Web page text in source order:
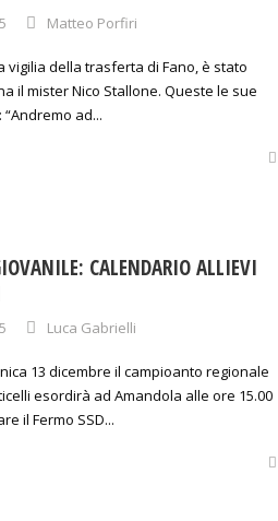
Matteo Porfiri
vigilia della trasferta di Fano, è stato
il mister Nico Stallone. Queste le sue
ad...
CALENDARIO ALLIEVI
Luca Gabrielli
13 dicembre il campioanto regionale
esordirà ad Amandola alle ore 15.00
il Fermo SSD...